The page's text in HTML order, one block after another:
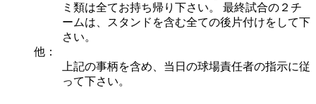
ミ類は全てお持ち帰り下さい。 最終試合の２チ
ームは、スタンドを含む全ての後片付けをして下
さい。
他：
上記の事柄を含め、当日の球場責任者の指示に従
って下さい。